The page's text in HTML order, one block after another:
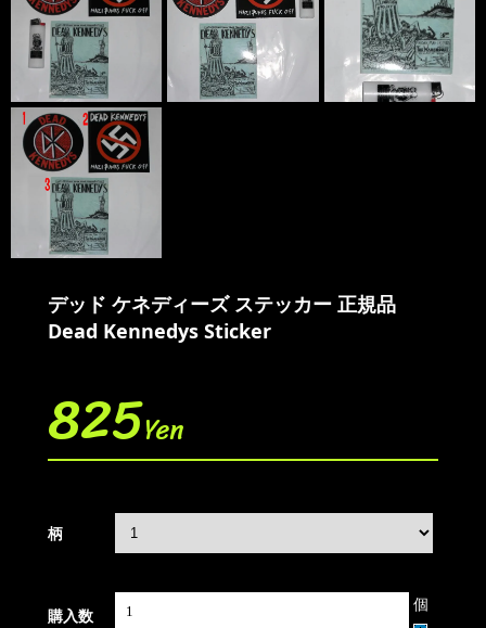
デッド ケネディーズ ステッカー 正規品
Dead Kennedys Sticker
825Yen
柄
購入数
個